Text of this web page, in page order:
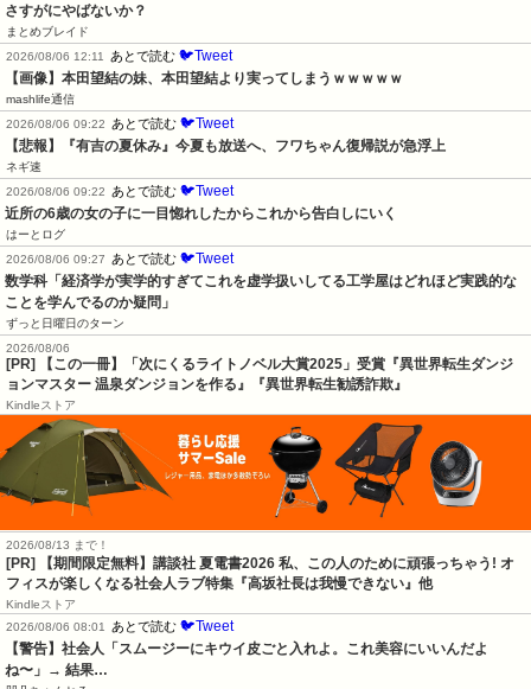
さすがにやばないか？
まとめブレイド
2026/08/06 12:11
あとで読む 🐦Tweet
【画像】本田望結の妹、本田望結より実ってしまうｗｗｗｗｗ
mashlife通信
2026/08/06 09:22
あとで読む 🐦Tweet
【悲報】『有吉の夏休み』今夏も放送へ、フワちゃん復帰説が急浮上
ネギ速
2026/08/06 09:22
あとで読む 🐦Tweet
近所の6歳の女の子に一目惚れしたからこれから告白しにいく
はーとログ
2026/08/06 09:27
あとで読む 🐦Tweet
数学科「経済学が実学的すぎてこれを虚学扱いしてる工学屋はどれほど実践的な
ことを学んでるのか疑問」
ずっと日曜日のターン
2026/08/06
[PR] 【この一冊】「次にくるライトノベル大賞2025」受賞『異世界転生ダンジ
ョンマスター 温泉ダンジョンを作る』『異世界転生勧誘詐欺』
Kindleストア
2026/08/13 まで！
[PR] 【期間限定無料】講談社 夏電書2026 私、この人のために頑張っちゃう! オ
フィスが楽しくなる社会人ラブ特集『高坂社長は我慢できない』他
Kindleストア
2026/08/06 08:01
あとで読む 🐦Tweet
【警告】社会人「スムージーにキウイ皮ごと入れよ。これ美容にいいんだよ
ね〜」→ 結果…